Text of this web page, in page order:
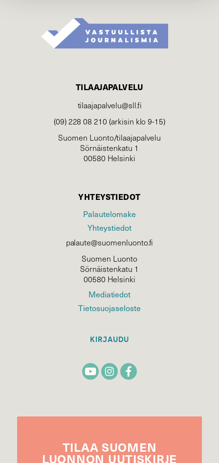
TILAAJAPALVELU
tilaajapalvelu@sll.fi
(09) 228 08 210 (arkisin klo 9-15)
Suomen Luonto/tilaajapalvelu
Sörnäistenkatu 1
00580 Helsinki
YHTEYSTIEDOT
Palautelomake
Yhteystiedot
palaute@suomenluonto.fi
Suomen Luonto
Sörnäistenkatu 1
00580 Helsinki
Mediatiedot
Tietosuojaseloste
KIRJAUDU
TILAA SUOMEN
LUONNON UUTIS­KIRJE